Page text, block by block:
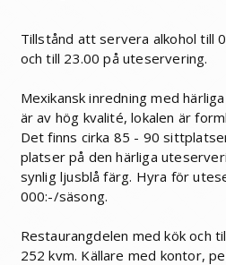
Tillstånd att servera alkohol till
och till 23.00 på uteservering.
Mexikansk inredning med
är av hög kvalité, lokalen är
Det finns cirka 85 - 90
platser på den härliga
synlig ljusblå färg. Hyra för
000:-/säsong.
Restaurangdelen med kök och
252 kvm. Källare med kontor,